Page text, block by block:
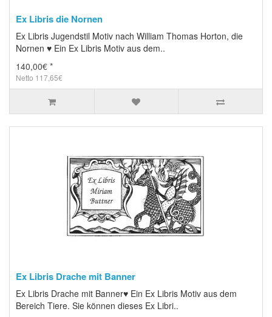
Ex Libris die Nornen
Ex Libris Jugendstil Motiv nach William Thomas Horton, die
Nornen ♥ Ein Ex Libris Motiv aus dem..
140,00€ *
Netto 117,65€
Ex Libris Drache mit Banner
Ex Libris Drache mit Banner♥ Ein Ex Libris Motiv aus dem
Bereich Tiere. Sie können dieses Ex Libri..